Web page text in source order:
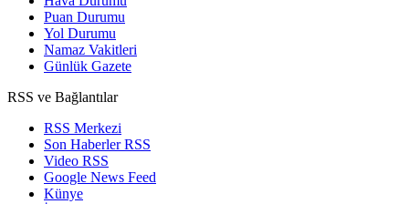
Puan Durumu
Yol Durumu
Namaz Vakitleri
Günlük Gazete
RSS ve Bağlantılar
RSS Merkezi
Son Haberler RSS
Video RSS
Google News Feed
Künye